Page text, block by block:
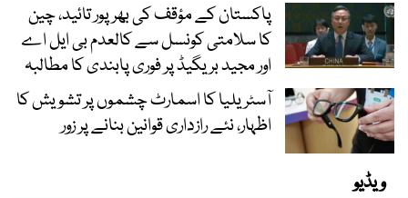
پاکستان کے مؤقف کی بھرپور تائید، چین
کا سلامتی کونسل سے کالعدم بی ایل اے
اور مجید بریگیڈ پر فوری پابندی کا مطالبہ
آسٹریلیا کا اسمارٹ چشموں پر تشویش کا
اظہار، نئے رازداری قوانین بنانے پر زور
ویڈیو